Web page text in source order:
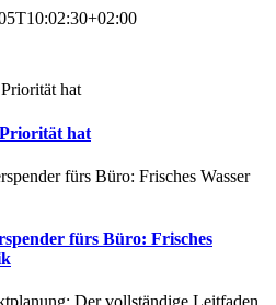
hat
fürs Büro: Frisches